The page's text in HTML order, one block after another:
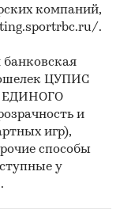
Commodity
Statistics,
и др.).
Валютного
(World Bank).
Organization).
компаний,
.
ЦУПИС
ЕДИНОГО
и
игр),
способы
у